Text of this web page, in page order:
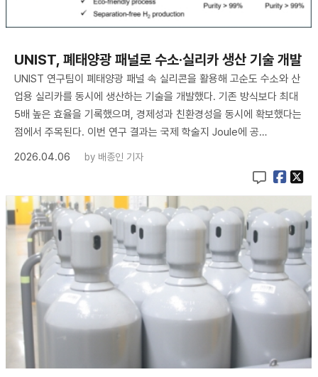
UNIST, 폐태양광 패널로 수소·실리카 생산 기술 개발
UNIST 연구팀이 폐태양광 패널 속 실리콘을 활용해 고순도 수소와 산
업용 실리카를 동시에 생산하는 기술을 개발했다. 기존 방식보다 최대
5배 높은 효율을 기록했으며, 경제성과 친환경성을 동시에 확보했다는
점에서 주목된다. 이번 연구 결과는 국제 학술지 Joule에 공…
2026.04.06
by 배종인 기자